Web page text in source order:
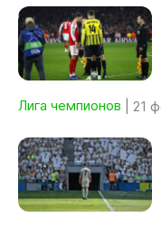
Лига чемпионов 21